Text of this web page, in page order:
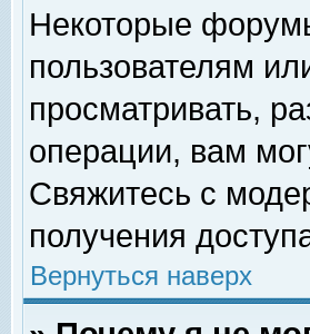
Некоторые
пользователям
просматривать,
операции, вам
Свяжитесь с
получения
Вернуться наверх